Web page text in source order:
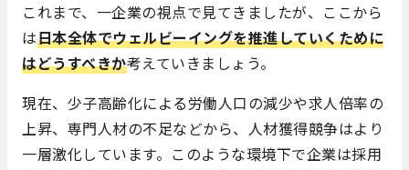
これまで、一企業の視点で見てきましたが、ここから
は日本全体でウェルビーイングを推進していくために
はどうすべきか考えていきましょう。
現在、少子高齢化による労働人口の減少や求人倍率の
上昇、専門人材の不足などから、人材獲得競争はより
一層激化しています。このような環境下で企業は採用